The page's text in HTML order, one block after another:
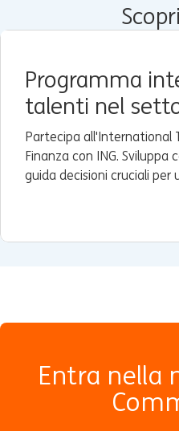
Programma
talenti nel
Partecipa all'International
Finanza con ING.
guida decisioni cruciali per
Entra nella